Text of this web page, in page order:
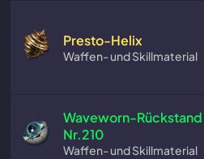
Presto-Helix
Waffen- und Skillmaterial
Waveworn-Rückstand
Nr.210
Waffen- und Skillmaterial